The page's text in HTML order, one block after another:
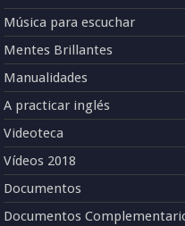
Música para escuchar
Mentes Brillantes
Manualidades
A practicar inglés
Videoteca
Vídeos 2018
Documentos
Documentos